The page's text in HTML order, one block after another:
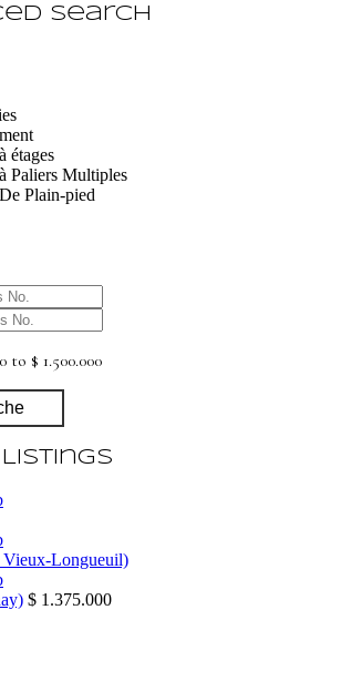
Search
étages
Paliers Multiples
Plain-pied
to $ 1.500.000
Longueuil)
$ 1.375.000